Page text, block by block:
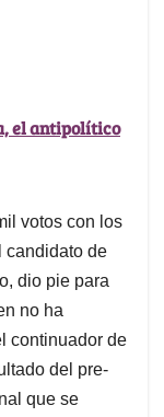
el antipolítico
votos con los
candidato de
dio pie para
no ha
continuador de
del pre-
que se